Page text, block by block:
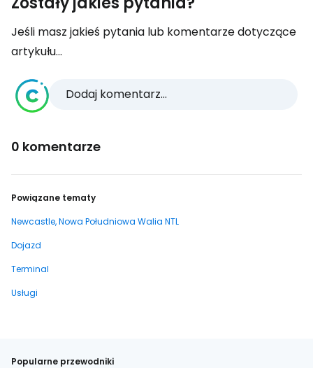
Jeśli masz jakieś pytania lub komentarze dotyczące
artykułu...
Dodaj komentarz...
0 komentarze
Powiązane tematy
Newcastle, Nowa Południowa Walia NTL
Dojazd
Terminal
Usługi
Popularne przewodniki